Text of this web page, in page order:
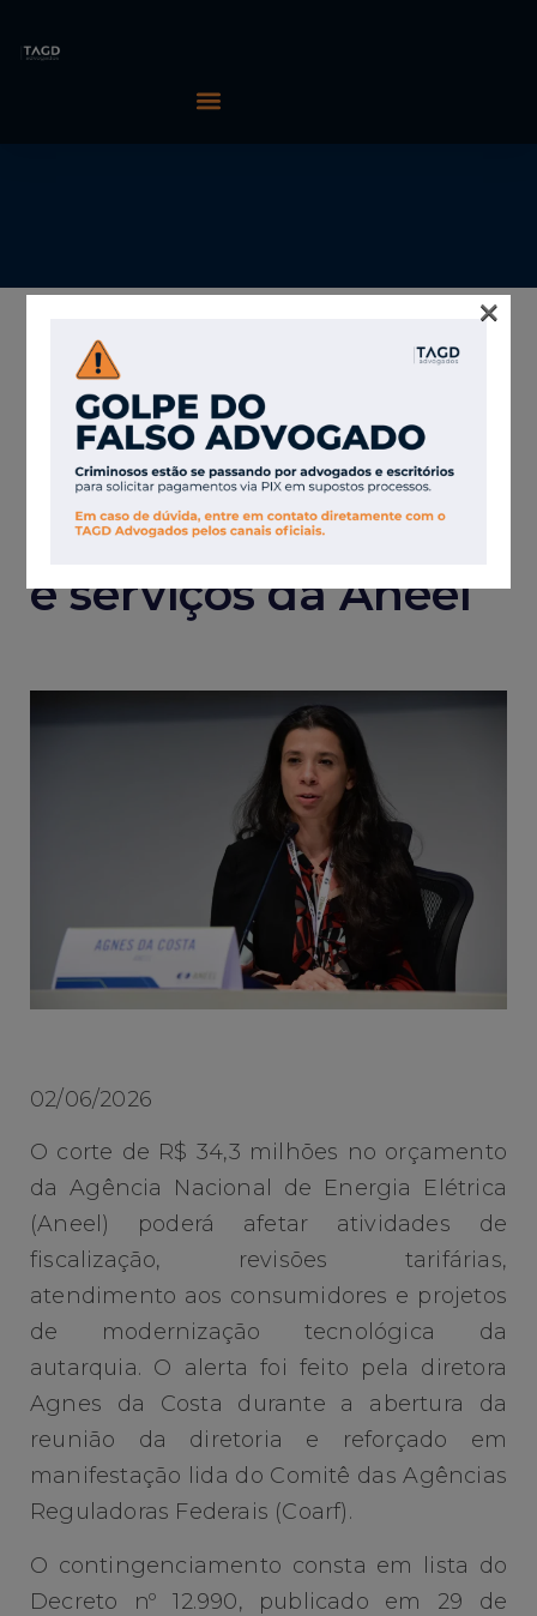
03/06/2026 TAGD Advogados
Corte de R$ 34
milhões ameaça
tarifas, fiscalização
e serviços da Aneel
02/06/2026
O corte de R$ 34,3 milhões no orçamento
da Agência Nacional de Energia Elétrica
(Aneel) poderá afetar atividades de
fiscalização, revisões tarifárias,
atendimento aos consumidores e projetos
de modernização tecnológica da
autarquia. O alerta foi feito pela diretora
Agnes da Costa durante a abertura da
reunião da diretoria e reforçado em
manifestação lida do Comitê das Agências
Reguladoras Federais (Coarf).
O contingenciamento consta em lista do
Decreto nº 12.990, publicado em 29 de
×